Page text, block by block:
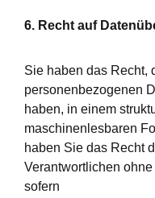
6. Recht auf
Sie haben das Recht,
personenbezogenen
haben, in einem
maschinenlesbaren
haben Sie das Recht
Verantwortlichen
sofern